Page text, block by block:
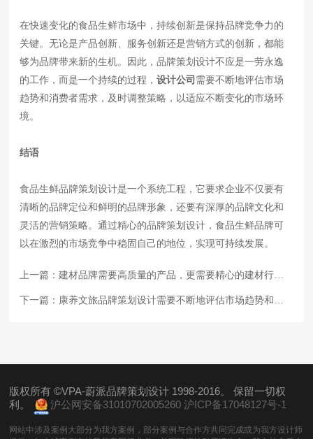
在快速变化的食品生鲜市场中，持续创新是保持品牌竞争力的
关键。无论是产品创新、服务创新还是营销方式的创新，都能
够为品牌带来新的生机。因此，品牌策划设计不应是一劳永逸
的工作，而是一个持续的过程，设计公司 需要不断地评估市场
趋势和消费者需求，及时调整策略，以适应不断变化的市场环
境。
结语
食品生鲜品牌策划设计是一个系统工程，它要求企业不仅要有
清晰的品牌定位和鲜明的品牌形象，还要有深厚的品牌文化和
灵活的营销策略。通过精心的品牌策划设计，食品生鲜品牌可
以在激烈的市场竞争中稳固自己的地位，实现可持续发展。
上一篇：建材品牌需要高质量的产品，更需要精心的建材行业品牌策划设计
下一篇： 康养文旅品牌策划设计需要不断地评估市场趋势和消费者需求，及时调整策略
版权所有 ©VPA-蔚派品牌策划设计 1998-2016。 保留一切权
利。
沪公网安备31010702005260 沪ICP备17048127号-1
网站中涉及案例大部分为我方案例，部分案例与合作方共同完成或为我方设计师